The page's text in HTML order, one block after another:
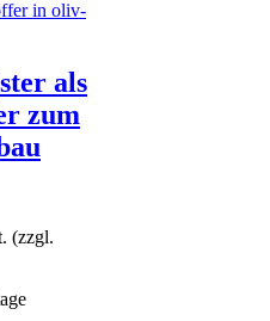
als
zum
(zzgl.